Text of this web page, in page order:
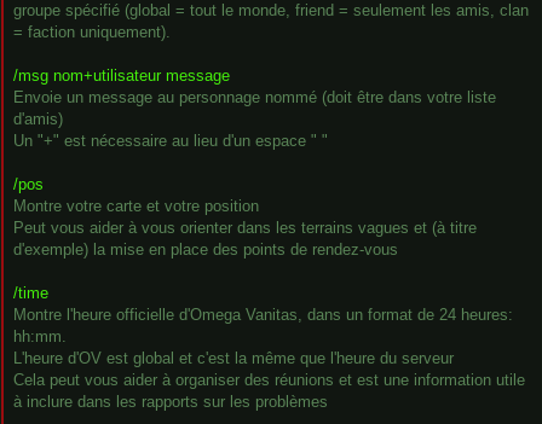
groupe spécifié (global = tout le monde, friend = seulement les amis, clan
= faction uniquement).
/msg nom+utilisateur message
Envoie un message au personnage nommé (doit être dans votre liste
d'amis)
Un "+" est nécessaire au lieu d'un espace " "
/pos
Montre votre carte et votre position
Peut vous aider à vous orienter dans les terrains vagues et (à titre
d'exemple) la mise en place des points de rendez-vous
/time
Montre l'heure officielle d'Omega Vanitas, dans un format de 24 heures:
hh:mm.
L'heure d'OV est global et c'est la même que l'heure du serveur
Cela peut vous aider à organiser des réunions et est une information utile
à inclure dans les rapports sur les problèmes